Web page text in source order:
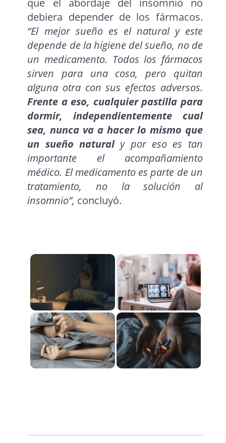
que el abordaje del insomnio no
debiera depender de los fármacos.
“El mejor sueño es el natural y este
depende de la higiene del sueño, no de
un medicamento. Todos los fármacos
sirven para una cosa, pero quitan
alguna otra con sus efectos adversos.
Frente a eso, cualquier pastilla para
dormir, independientemente cual
sea, nunca va a hacer lo mismo que
un sueño natural y por eso es tan
importante el acompañamiento
médico. El medicamento es parte de un
tratamiento, no la solución al
insomnio”, concluyó.